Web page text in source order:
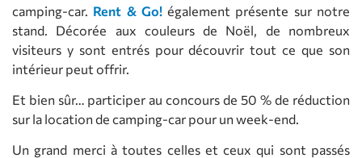
camping-car. Rent & Go!également présente sur notre
stand. Décorée aux couleurs de Noël, de nombreux
visiteurs y sont entrés pour découvrir tout ce que son
intérieur peut offrir.
Et bien sûr… participer au concours de 50 % de réduction
sur la location de camping-car pour un week-end.
Un grand merci à toutes celles et ceux qui sont passés